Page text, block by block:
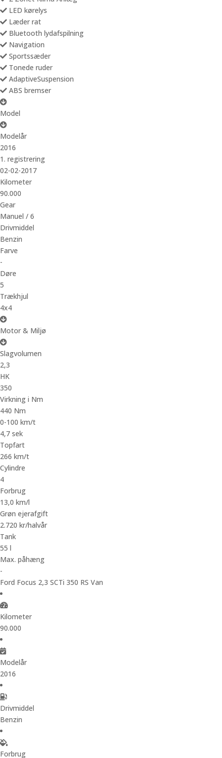
LED kørelys
Læder rat
Bluetooth lydafspilning
Navigation
Sportssæder
Tonede ruder
AdaptiveSuspension
ABS bremser
Model
Modelår
2016
1. registrering
02-02-2017
Kilometer
90.000
Gear
Manuel / 6
Drivmiddel
Benzin
Farve
-
Døre
5
Trækhjul
4x4
Motor & Miljø
Slagvolumen
2,3
HK
350
Virkning i Nm
440 Nm
0-100 km/t
4,7 sek
Topfart
266 km/t
Cylindre
4
Forbrug
13,0 km/l
Grøn ejerafgift
2.720 kr/halvår
Tank
55 l
Max. påhæng
-
Ford Focus 2,3 SCTi 350 RS Van
Kilometer
90.000
Modelår
2016
Drivmiddel
Benzin
Forbrug